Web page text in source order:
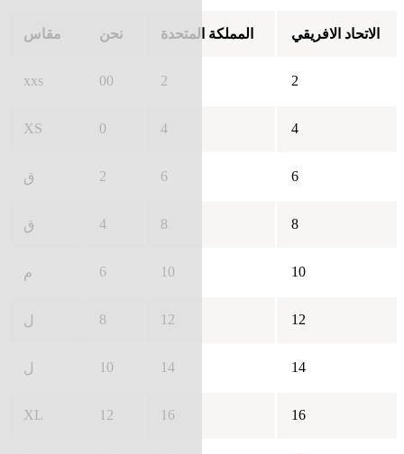
مقاس نحن المملكة المتحدة الاتحاد الافريقي
xxs 00 2 2
XS 0 4 4
ق 2 6 6
ق 4 8 8
م 6 10 10
ل 8 12 12
ل 10 14 14
XL 12 16 16